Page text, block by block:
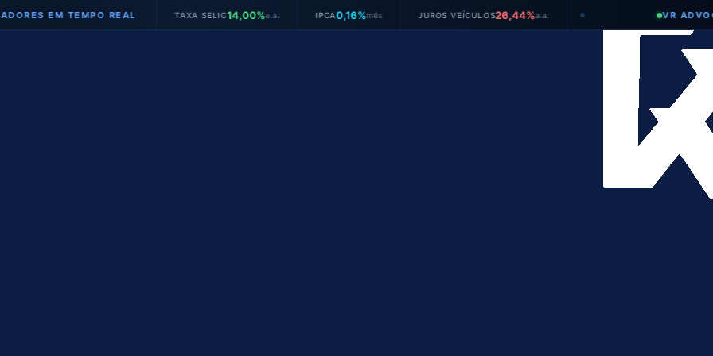
EM TEMPO REAL TAXA SELIC14,00%a.a. IPCA 0,16%mês JUROS VEÍCULOS26,44%a.a. ● VR ADVOGADOS